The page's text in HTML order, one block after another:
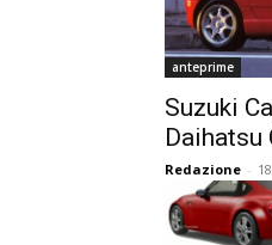
anteprime
Suzuki
Daihatsu
Redazione -